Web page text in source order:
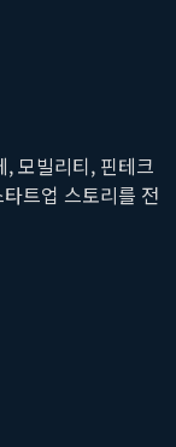
모빌리티, 핀테크
트업 스토리를 전